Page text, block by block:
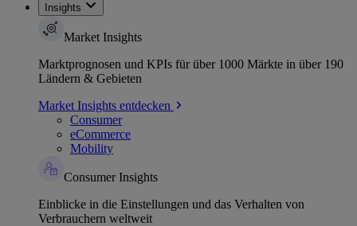
Insights
Market Insights
Marktprognosen und KPIs für über 1000 Märkte in über 190
Ländern & Gebieten
Market Insights entdecken
Consumer
eCommerce
Mobility
Consumer Insights
Einblicke in die Einstellungen und das Verhalten von
Verbrauchern weltweit